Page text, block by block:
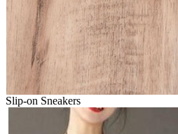
Slip-on Sneakers